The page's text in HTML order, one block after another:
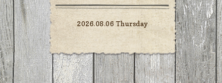
2026.08.06 Thursday